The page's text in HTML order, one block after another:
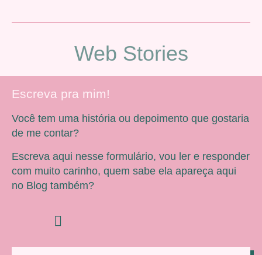
Web Stories
Escreva pra mim!
Você tem uma história ou depoimento que gostaria
de me contar?
Escreva aqui nesse formulário, vou ler e responder
com muito carinho, quem sabe ela apareça aqui
no Blog também?